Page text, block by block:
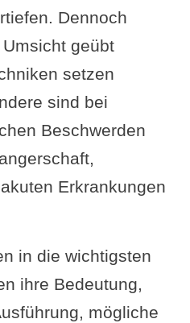
Dennoch
geübt
setzen
sind bei
Beschwerden
Erkrankungen
in die wichtigsten
ihre Bedeutung,
mögliche